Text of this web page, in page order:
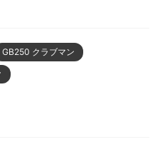
GB250 クラブマン